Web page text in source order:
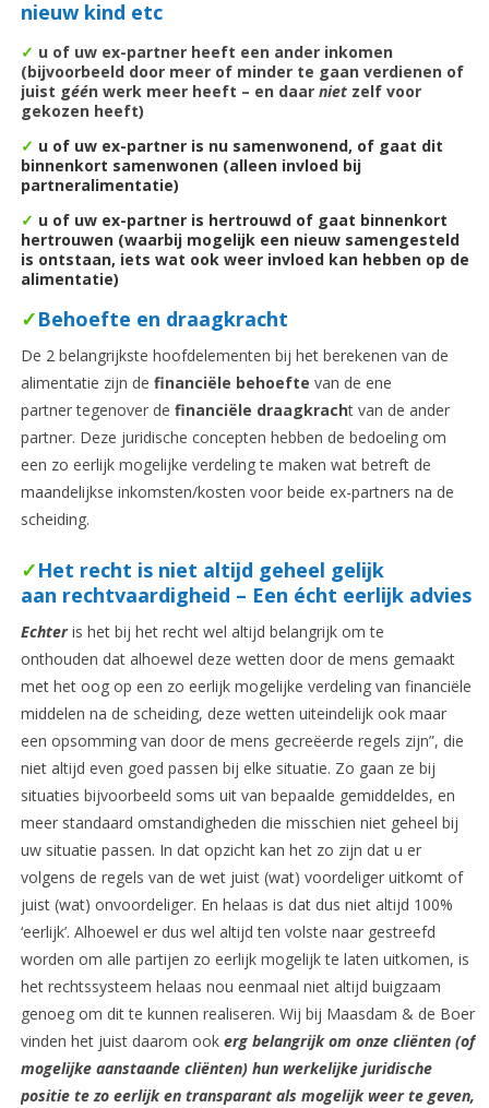
nieuw kind etc
✓ u of uw ex-partner heeft een ander inkomen
(bijvoorbeeld door meer of minder te gaan verdienen of
juist géén werk meer heeft – en daar nietzelf voor
gekozen heeft)
✓ u of uw ex-partner is nu samenwonend, of gaat dit
binnenkort samenwonen (alleen invloed bij
partneralimentatie)
✓ u of uw ex-partner is hertrouwd of gaat binnenkort
hertrouwen (waarbij mogelijk een nieuw samengesteld
is ontstaan, iets wat ook weer invloed kan hebben op de
alimentatie)
✓Behoefte en draagkracht
De 2 belangrijkste hoofdelementen bij het berekenen van de
alimentatie zijn de financiële behoefte van de ene
partner tegenover de financiële draagkracht van de ander
partner. Deze juridische concepten hebben de bedoeling om
een zo eerlijk mogelijke verdeling te maken wat betreft de
maandelijkse inkomsten/kosten voor beide ex-partners na de
scheiding.
✓Het recht is niet altijd geheel gelijk
aan rechtvaardigheid – Een écht eerlijk advies
Echteris het bij het recht wel altijd belangrijk om te
onthouden dat alhoewel deze wetten door de mens gemaakt
met het oog op een zo eerlijk mogelijke verdeling van financiële
middelen na de scheiding, deze wetten uiteindelijk ook maar
een opsomming van door de mens gecreëerde regels zijn”, die
niet altijd even goed passen bij elke situatie. Zo gaan ze bij
situaties bijvoorbeeld soms uit van bepaalde gemiddeldes, en
meer standaard omstandigheden die misschien niet geheel bij
uw situatie passen. In dat opzicht kan het zo zijn dat u er
volgens de regels van de wet juist (wat) voordeliger uitkomt of
juist (wat) onvoordeliger. En helaas is dat dus niet altijd 100%
‘eerlijk’. Alhoewel er dus wel altijd ten volste naar gestreefd
worden om alle partijen zo eerlijk mogelijk te laten uitkomen, is
het rechtssysteem helaas nou eenmaal niet altijd buigzaam
genoeg om dit te kunnen realiseren. Wij bij Maasdam & de Boer
vinden het juist daarom ookerg belangrijk om onze cliënten (of
mogelijke aanstaande cliënten) hun werkelijke juridische
positie te zo eerlijk en transparant als mogelijk weer te geven,